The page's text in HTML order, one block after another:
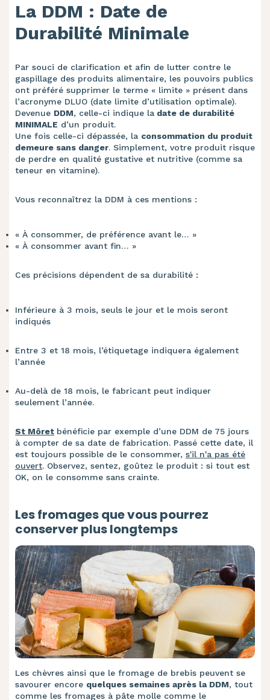
La DDM : Date de
Durabilité Minimale
Par souci de clarification et afin de lutter contre le
gaspillage des produits alimentaire, les pouvoirs publics
ont préféré supprimer le terme « limite » présent dans
l’acronyme DLUO (date limite d’utilisation optimale).
Devenue DDM, celle-ci indique la date de durabilité
MINIMALE d’un produit.
Une fois celle-ci dépassée, la consommation du produit
demeure sans danger. Simplement, votre produit risque
de perdre en qualité gustative et nutritive (comme sa
teneur en vitamine).
Vous reconnaîtrez la DDM à ces mentions :
« À consommer, de préférence avant le… »
« À consommer avant fin… »
Ces précisions dépendent de sa durabilité :
Inférieure à 3 mois, seuls le jour et le mois seront
indiqués
Entre 3 et 18 mois, l’étiquetage indiquera également
l’année
Au-delà de 18 mois, le fabricant peut indiquer
seulement l’année.
St Môret bénéficie par exemple d’une DDM de 75 jours
à compter de sa date de fabrication. Passé cette date, il
est toujours possible de le consommer, s'il n'a pas été
ouvert. Observez, sentez, goûtez le produit : si tout est
OK, on le consomme sans crainte.
Les fromages que vous pourrez
conserver plus longtemps
Les chèvres ainsi que le fromage de brebis peuvent se
savourer encore quelques semaines après la DDM, tout
comme les fromages à pâte molle comme le